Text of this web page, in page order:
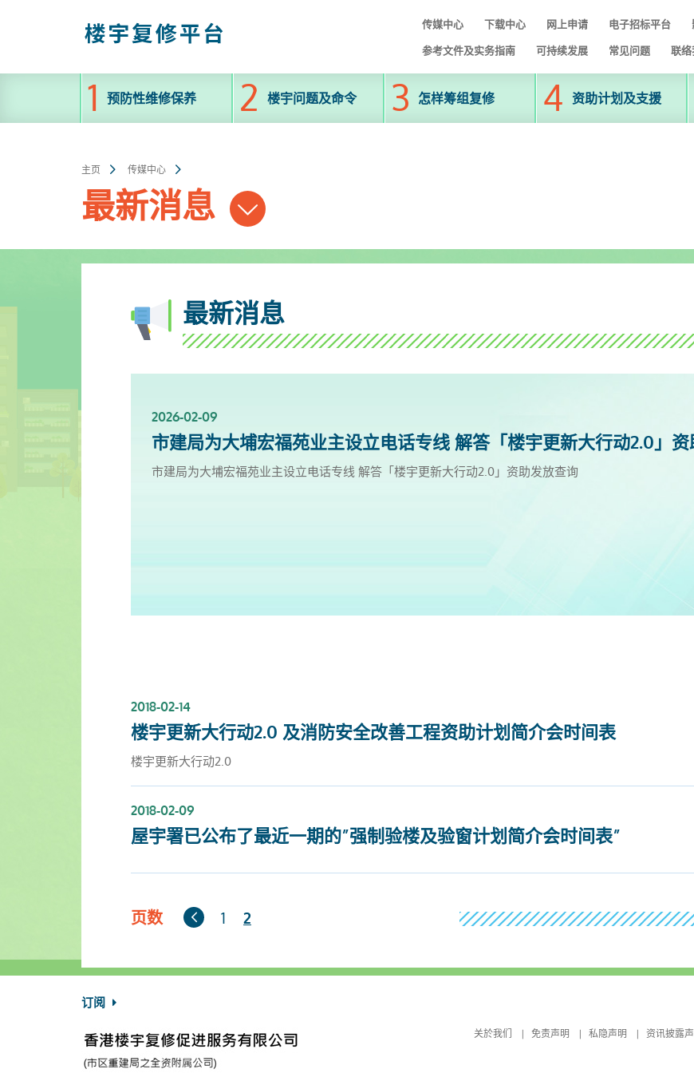
容
传媒中心 下载中心 网上申请 电子招标平台
参考文件及实务指南 可持续发展 常见问题 联络
预防性维修保养 楼宇问题及命令 怎样筹组复修 资助计划及支援
主页 传媒中心
最新消息
最新消息
2026-02-09
市建局为大埔宏福苑业主设立电话专线 解答「楼宇更新大行动2.0」
市建局为大埔宏福苑业主设立电话专线 解答「楼宇更新大行动2.0」资助发放查询
2025-11-18
新影片上架✨- 楼宇保养之道
新影片上架✨- 楼宇保养之道
2025-10-13
服务升级！楼宇复修资源中心延长开放时间 [周一至周日]
服务升级！楼宇复修资源中心延长开放时间 [周一至周日]
2025-09-30
「楼宇复修公司资料库」已於2025年9月更新
「楼宇复修公司资料库」已於2025年9月更新
2025-06-27
「楼宇复修公司资料库」已於2025年6月更新
「楼宇复修公司资料库」已於2025年6月更新
2025-03-25
「楼宇复修公司资料库」已於2025年3月更新
「楼宇复修公司资料库」已於2025年3月更新
2025-01-10
市区更新电视特辑
市建局与无綫电视合作推出《旧区更新：业主齐心 修「新」满分》电视特辑，以趣剧形式与观众深入
2024-12-31
「楼宇复修公司资料库」已於2024年12月更新
「楼宇复修公司资料库」已於2024年12月更新
2018-02-14
楼宇更新大行动2.0 及消防安全改善工程资助计划简介会时间表
楼宇更新大行动2.0
2018-02-09
屋宇署已公布了最近一期的”强制验楼及验窗计划简介会时间表”
页数
上
一
1 2
订阅
关於我们 免责声明 私隐声明 资讯披露